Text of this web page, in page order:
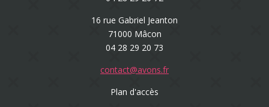
16 rue Gabriel Jeanton
71000 Mâcon
04 28 29 20 73
contact@avons.fr
Plan d'accès